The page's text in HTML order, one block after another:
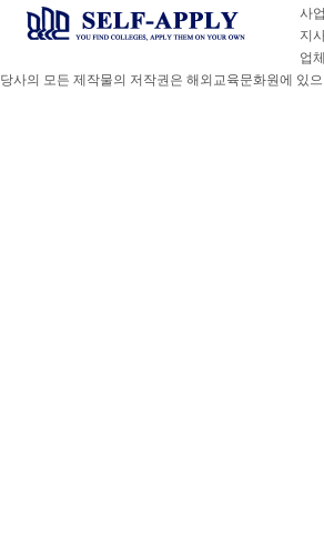
사
지
업
당사의 모든 제작물의 저작권은 해외교육문화원에 있